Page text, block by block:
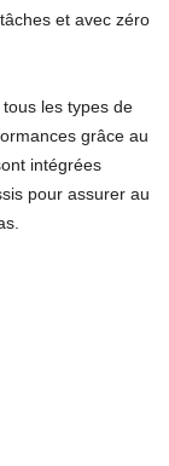
et avec zéro
tous les types de
grâce au
intégrées
pour assurer au